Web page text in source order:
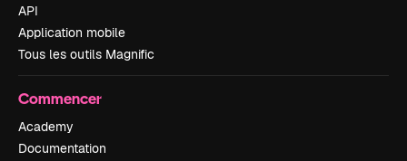
API
Application mobile
Tous les outils Magnific
Commencer
Academy
Documentation